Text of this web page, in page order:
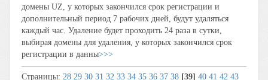
домены UZ, у которых закончился срок регистрации и
дополнительный период 7 рабочих дней, будут удаляться
каждый час. Удаление будет проходить 24 раза в сутки,
выбирая домены для удаления, у которых закончился срок
регистрации в данны>>>
Страницы: 28 29 30 31 32 33 34 35 36 37 38 [39] 40 41 42 43